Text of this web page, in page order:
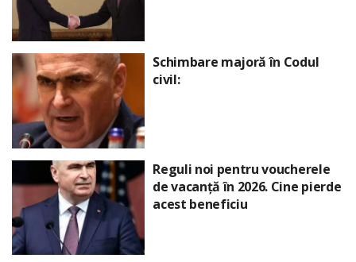
Schimbare majoră în Codul
civil:
Reguli noi pentru voucherele
de vacanță în 2026. Cine pierde
acest beneficiu